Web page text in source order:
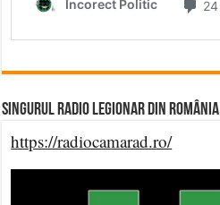
Singurul Radio Legionar din România
https://radiocamarad.ro/